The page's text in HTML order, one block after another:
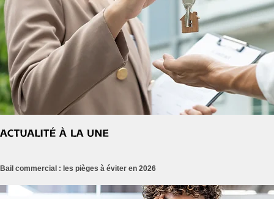
Bail commercial : les pièges à éviter en 2026